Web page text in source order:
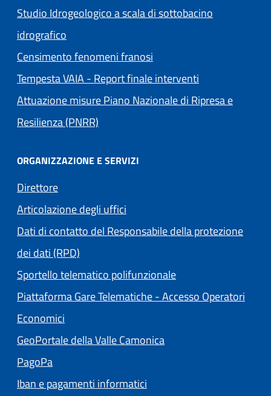
Studio Idrogeologico a scala di sottobacino
idrografico
Censimento fenomeni franosi
Tempesta VAIA - Report finale interventi
Attuazione misure Piano Nazionale di Ripresa e
Resilienza (PNRR)
ORGANIZZAZIONE E SERVIZI
Direttore
Articolazione degli uffici
Dati di contatto del Responsabile della protezione
dei dati (RPD)
Sportello telematico polifunzionale
Piattaforma Gare Telematiche - Accesso Operatori
Economici
GeoPortale della Valle Camonica
PagoPa
Iban e pagamenti informatici